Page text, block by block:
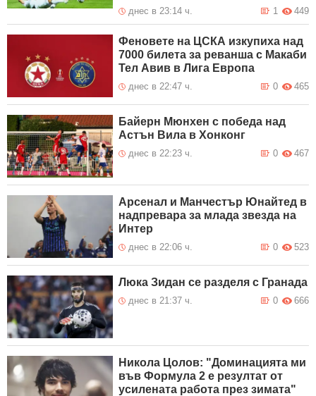
днес в 23:14 ч. 449
1
Феновете на ЦСКА изкупиха над
7000 билета за реванша с Макаби
Тел Авив в Лига Европа
днес в 22:47 ч. 465
0
Байерн Мюнхен с победа над
Астън Вила в Хонконг
днес в 22:23 ч. 467
0
Арсенал и Манчестър Юнайтед в
надпревара за млада звезда на
Интер
днес в 22:06 ч. 523
0
Люка Зидан се разделя с Гранада
днес в 21:37 ч. 666
0
Никола Цолов: "Доминацията ми
във Формула 2 е резултат от
усилената работа през зимата"